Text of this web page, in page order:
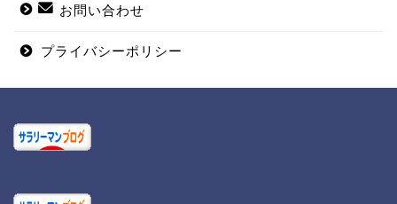
お問い合わせ
プライバシーポリシー